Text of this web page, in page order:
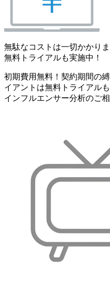
無駄なコストは一切かかり
無料トライアルも実施中！
初期費用無料！契約期間の
イアントは無料トライアル
インフルエンサー分析のご相